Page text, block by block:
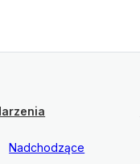
Nadchodzące